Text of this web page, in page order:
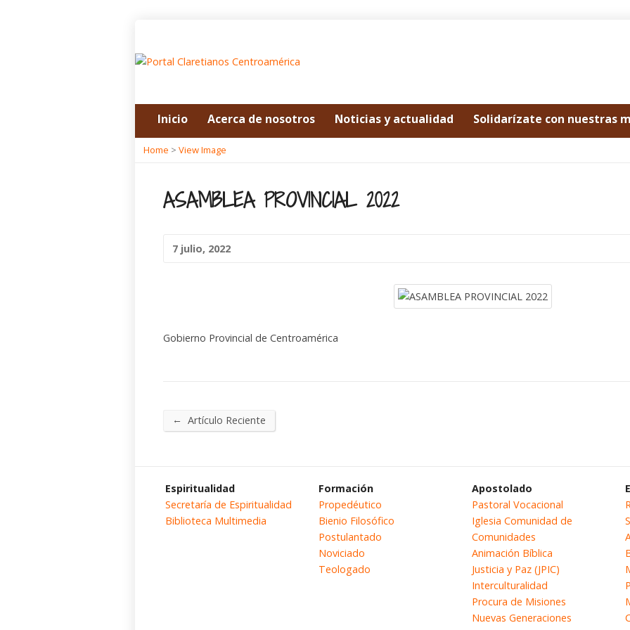
Inicio Acerca de nosotros Noticias y actualidad Solidarízate con nuestras
Home > View Image
ASAMBLEA PROVINCIAL 2022
7 julio, 2022
Gobierno Provincial de Centroamérica
← Artículo Reciente
Espiritualidad
Secretaría de Espiritualidad
Biblioteca Multimedia
Formación
Propedéutico
Bienio Filosófico
Postulantado
Noviciado
Teologado
Apostolado
Pastoral Vocacional
Iglesia Comunidad de
Comunidades
Animación Bíblica
Justicia y Paz (JPIC)
Interculturalidad
Procura de Misiones
Nuevas Generaciones